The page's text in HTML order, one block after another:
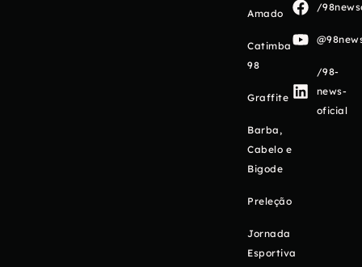
Amado
Catimba
98
Graffite
Barba,
Cabelo e
Bigode
Preleção
Jornada
Esportiva
/
/98-
news-
oficial